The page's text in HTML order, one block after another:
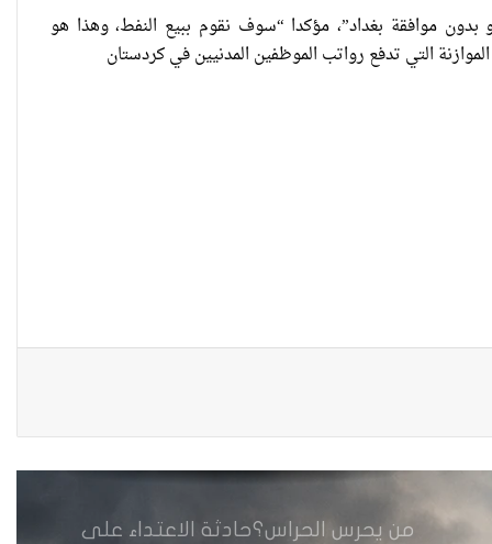
موافقة بغداد”، مؤكدا “سوف نقوم ببيع النفط، وهذا هو
التي تدفع رواتب الموظفين المدنيين في كردستان
“كون آي” لماذا تركت وظيفتها
الحكومية وفتحت مطعم ؟
وخصوصية
من يحرس الحراس؟حادثة الاعتداء على